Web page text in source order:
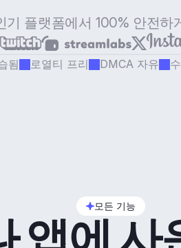
기 플랫폼에서 100% 안전하
됨 로열티 프리 DMCA 자유
모든 기능
앱에